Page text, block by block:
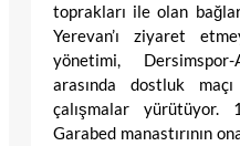
toprakları ile olan
Yerevan’ı ziyaret
yönetimi,
arasında dostluk
çalışmalar yürütüyor.
Garabed manastırının